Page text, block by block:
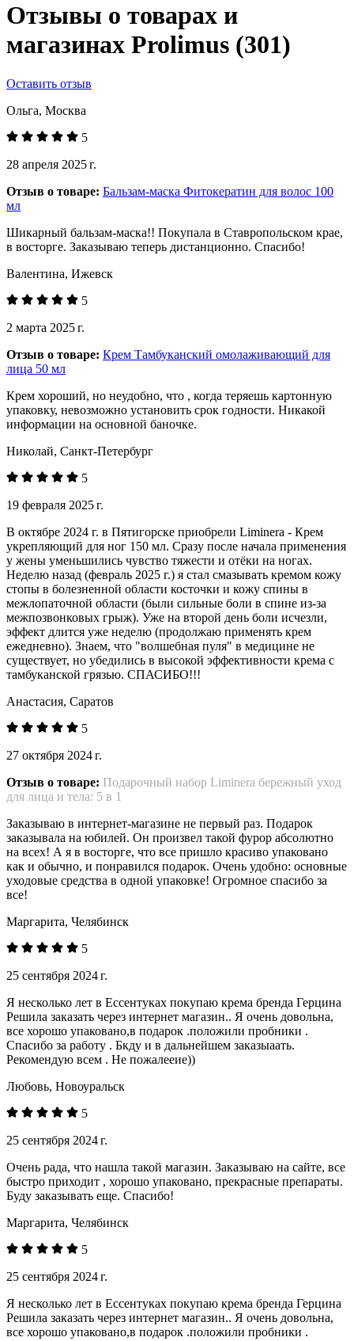
Отзывы о товарах и
магазинах Prolimus (301)
Оставить отзыв
Ольга, Москва
5
28 апреля 2025 г.
Отзыв о товаре: Бальзам-маска Фитокератин для волос 100
мл
Шикарный бальзам-маска!! Покупала в Ставропольском крае,
в восторге. Заказываю теперь дистанционно. Спасибо!
Валентина, Ижевск
5
2 марта 2025 г.
Отзыв о товаре: Крем Тамбуканский омолаживающий для
лица 50 мл
Крем хороший, но неудобно, что , когда теряешь картонную
упаковку, невозможно установить срок годности. Никакой
информации на основной баночке.
Николай, Санкт-Петербург
5
19 февраля 2025 г.
В октябре 2024 г. в Пятигорске приобрели Liminera - Крем
укрепляющий для ног 150 мл. Сразу после начала применения
у жены уменьшились чувство тяжести и отёки на ногах.
Неделю назад (февраль 2025 г.) я стал смазывать кремом кожу
стопы в болезненной области косточки и кожу спины в
межлопаточной области (были сильные боли в спине из-за
межпозвонковых грыж). Уже на второй день боли исчезли,
эффект длится уже неделю (продолжаю применять крем
ежедневно). Знаем, что "волшебная пуля" в медицине не
существует, но убедились в высокой эффективности крема с
тамбуканской грязью. СПАСИБО!!!
Анастасия, Саратов
5
27 октября 2024 г.
Отзыв о товаре: Подарочный набор Liminera бережный уход
для лица и тела: 5 в 1
Заказываю в интернет-магазине не первый раз. Подарок
заказывала на юбилей. Он произвел такой фурор абсолютно
на всех! А я в восторге, что все пришло красиво упаковано
как и обычно, и понравился подарок. Очень удобно: основные
уходовые средства в одной упаковке! Огромное спасибо за
все!
Маргарита, Челябинск
5
25 сентября 2024 г.
Я несколько лет в Ессентуках покупаю крема бренда Герцина
Решила заказать через интернет магазин.. Я очень довольна,
все хорошо упаковано,в подарок .положили пробники .
Спасибо за работу . Бкду и в дальнейшем заказыаать.
Рекомендую всем . Не пожалееие))
Любовь, Новоуральск
5
25 сентября 2024 г.
Очень рада, что нашла такой магазин. Заказываю на сайте, все
быстро приходит , хорошо упаковано, прекрасные препараты.
Буду заказывать еще. Спасибо!
Маргарита, Челябинск
5
25 сентября 2024 г.
Я несколько лет в Ессентуках покупаю крема бренда Герцина
Решила заказать через интернет магазин.. Я очень довольна,
все хорошо упаковано,в подарок .положили пробники .